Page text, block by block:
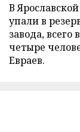
В
упали в
завода, всего
четыре
Евраев.